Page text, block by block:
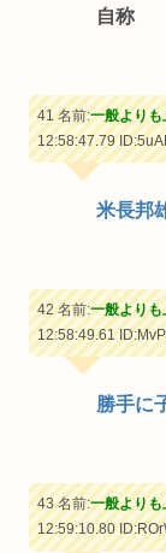
自称
41 名前:一般より
12:58:47.79
米長邦
42 名前:一般より
12:58:49.61
勝手に
43 名前:一般より
12:59:10.80